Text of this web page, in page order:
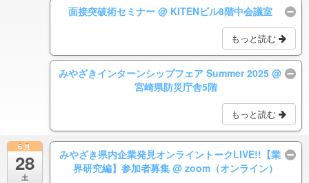
面接突破術セミナー @ KITENビル8階中会議室
もっと読む
みやざきインターンシップフェア Summer 2025@
宮崎県防災庁舎5階
もっと読む
6月
28
土
みやざき県内企業発見オンライントークLIVE!!【業
界研究編】参加者募集@ zoom（オンライン）